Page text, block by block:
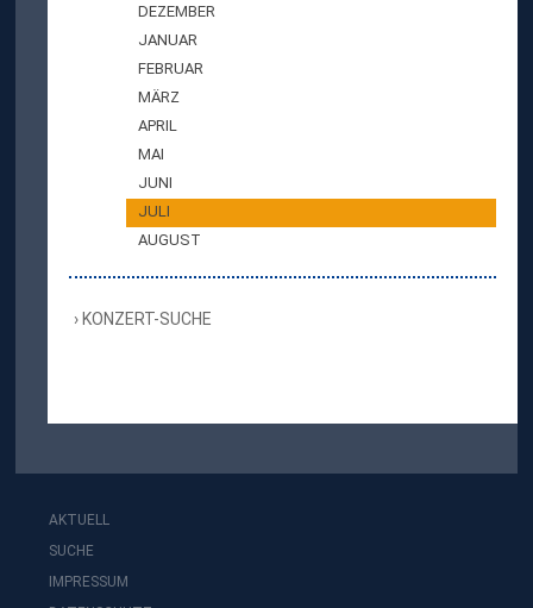
DEZEMBER
JANUAR
FEBRUAR
MÄRZ
APRIL
MAI
JUNI
JULI
AUGUST
KONZERT-SUCHE
AKTUELL
SUCHE
IMPRESSUM